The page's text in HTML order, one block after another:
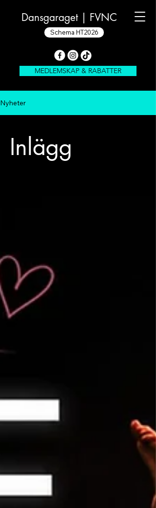
Dansgaraget | FVNC
Schema HT2026
MEDLEMSKAP & RABATTER
Nyheter
Inlägg